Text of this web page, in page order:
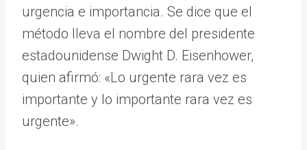
urgencia e importancia. Se dice que el
método lleva el nombre del presidente
estadounidense Dwight D. Eisenhower,
quien afirmó: «Lo urgente rara vez es
importante y lo importante rara vez es
urgente».